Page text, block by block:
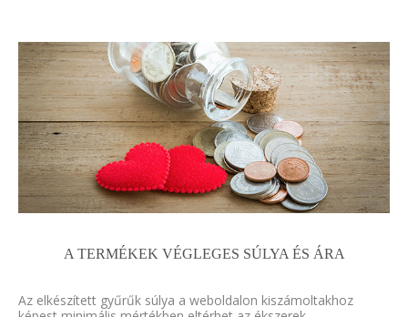
A TERMÉKEK VÉGLEGES SÚLYA ÉS ÁRA
Az elkészített gyűrűk súlya a weboldalon kiszámoltakhoz